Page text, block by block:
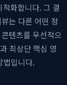
화합니다. 그 결
는 다른 어떤 정
텐츠를 우선적으
최상단 핵심 영
법입니다.